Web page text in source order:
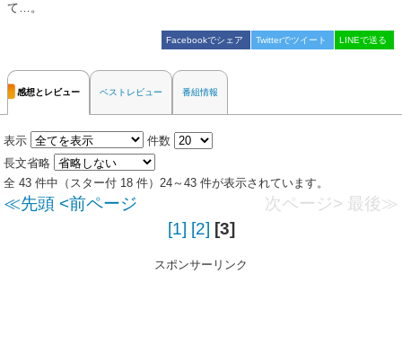
て…。
Facebookでシェア Twitterでツイート LINEで送る
感想とレビュー ベストレビュー 番組情報
表示
件数
長文省略
全 43 件中（スター付 18 件）24～43 件が表示されています。
≪先頭 <前ページ 次ページ> 最後≫
[1] [2] [3]
スポンサーリンク